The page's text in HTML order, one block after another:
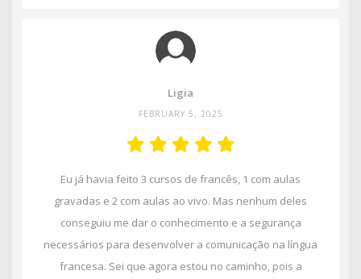
Ligia
FEBRUARY 5, 2025
Eu já havia feito 3 cursos de francês, 1 com aulas
gravadas e 2 com aulas ao vivo. Mas nenhum deles
conseguiu me dar o conhecimento e a segurança
necessários para desenvolver a comunicação na língua
francesa. Sei que agora estou no caminho, pois a